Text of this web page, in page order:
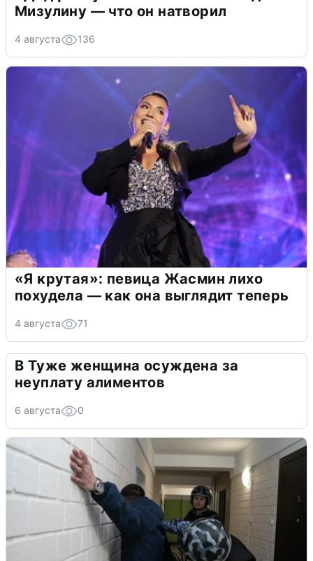
Мизулину — что он натворил
4 августа 136
«Я крутая»: певица Жасмин лихо
похудела — как она выглядит теперь
4 августа 71
В Туже женщина осуждена за
неуплату алиментов
6 августа 0